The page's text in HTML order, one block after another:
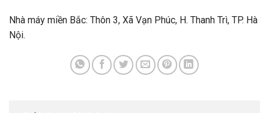
Nhà máy miền Bắc: Thôn 3, Xã Vạn Phúc, H. Thanh Trì, TP. Hà
Nội.